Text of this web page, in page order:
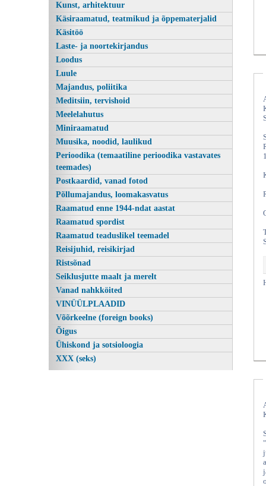
Kasutatud raamatud | Vanaraamatee
Kunst, arhitektuur
Käsiraamatud, teatmikud ja õppematerjalid
Käsitöö
Laste- ja noortekirjandus
Loodus
Luule
Majandus, poliitika
Meditsiin, tervishoid
Meelelahutus
Miniraamatud
Muusika, noodid, laulikud
Perioodika (temaatiline perioodika vastavates
teemades)
Postkaardid, vanad fotod
Põllumajandus, loomakasvatus
Raamatud enne 1944-ndat aastat
Raamatud spordist
Raamatud teaduslikel teemadel
Reisijuhid, reisikirjad
Ristsõnad
Seiklusjutte maalt ja merelt
Vanad nahkköited
VINÜÜLPLAADID
Võõrkeelne (foreign books)
Õigus
Ühiskond ja sotsioloogia
XXX (seks)